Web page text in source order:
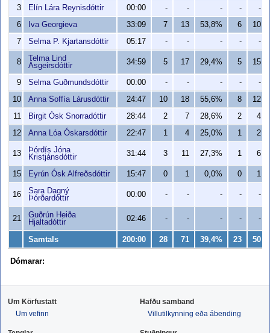
3
Elín Lára Reynisdóttir 00:00 - - - -
-
6
Iva Georgieva 33:09 7 13 53,8% 6
10
7
Selma P. Kjartansdóttir 05:17 - - - - -
8
Telma Lind
Ásgeirsdóttir
34:59 5 17 29,4% 5 15
9 Selma Guðmundsdóttir 00:00 - - - -
-
10
Anna Soffía Lárusdóttir 24:47 10 18 55,6% 8
12
11
Birgit Ósk Snorradóttir 28:44 2 7 28,6% 2
4
12
Anna Lóa Óskarsdóttir 22:47 1 4 25,0% 1 2
13
Þórdís Jóna
Kristjánsdóttir
31:44 3 11 27,3% 1 6
15 Eyrún Ósk Alfreðsdóttir 15:47 0 1 0,0% 0 1
16
Sara Dagný
Þórðardóttir
00:00 - - - - -
21
Guðrún Heiða
Hjaltadóttir
02:46 - - - - -
Samtals 200:00 28 71 39,4% 23 50
Dómarar:
Um Körfustatt
Um vefinn
Hafðu samband
Villutilkynning eða ábending